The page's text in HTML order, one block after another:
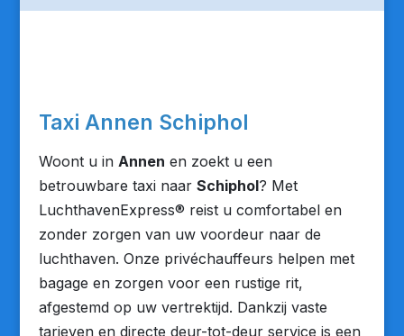
Taxi Annen Schiphol
Woont u in Annen en zoekt u een
betrouwbare taxi naar Schiphol? Met
LuchthavenExpress® reist u comfortabel en
zonder zorgen van uw voordeur naar de
luchthaven. Onze privéchauffeurs helpen met
bagage en zorgen voor een rustige rit,
afgestemd op uw vertrektijd. Dankzij vaste
tarieven en directe deur-tot-deur service is een